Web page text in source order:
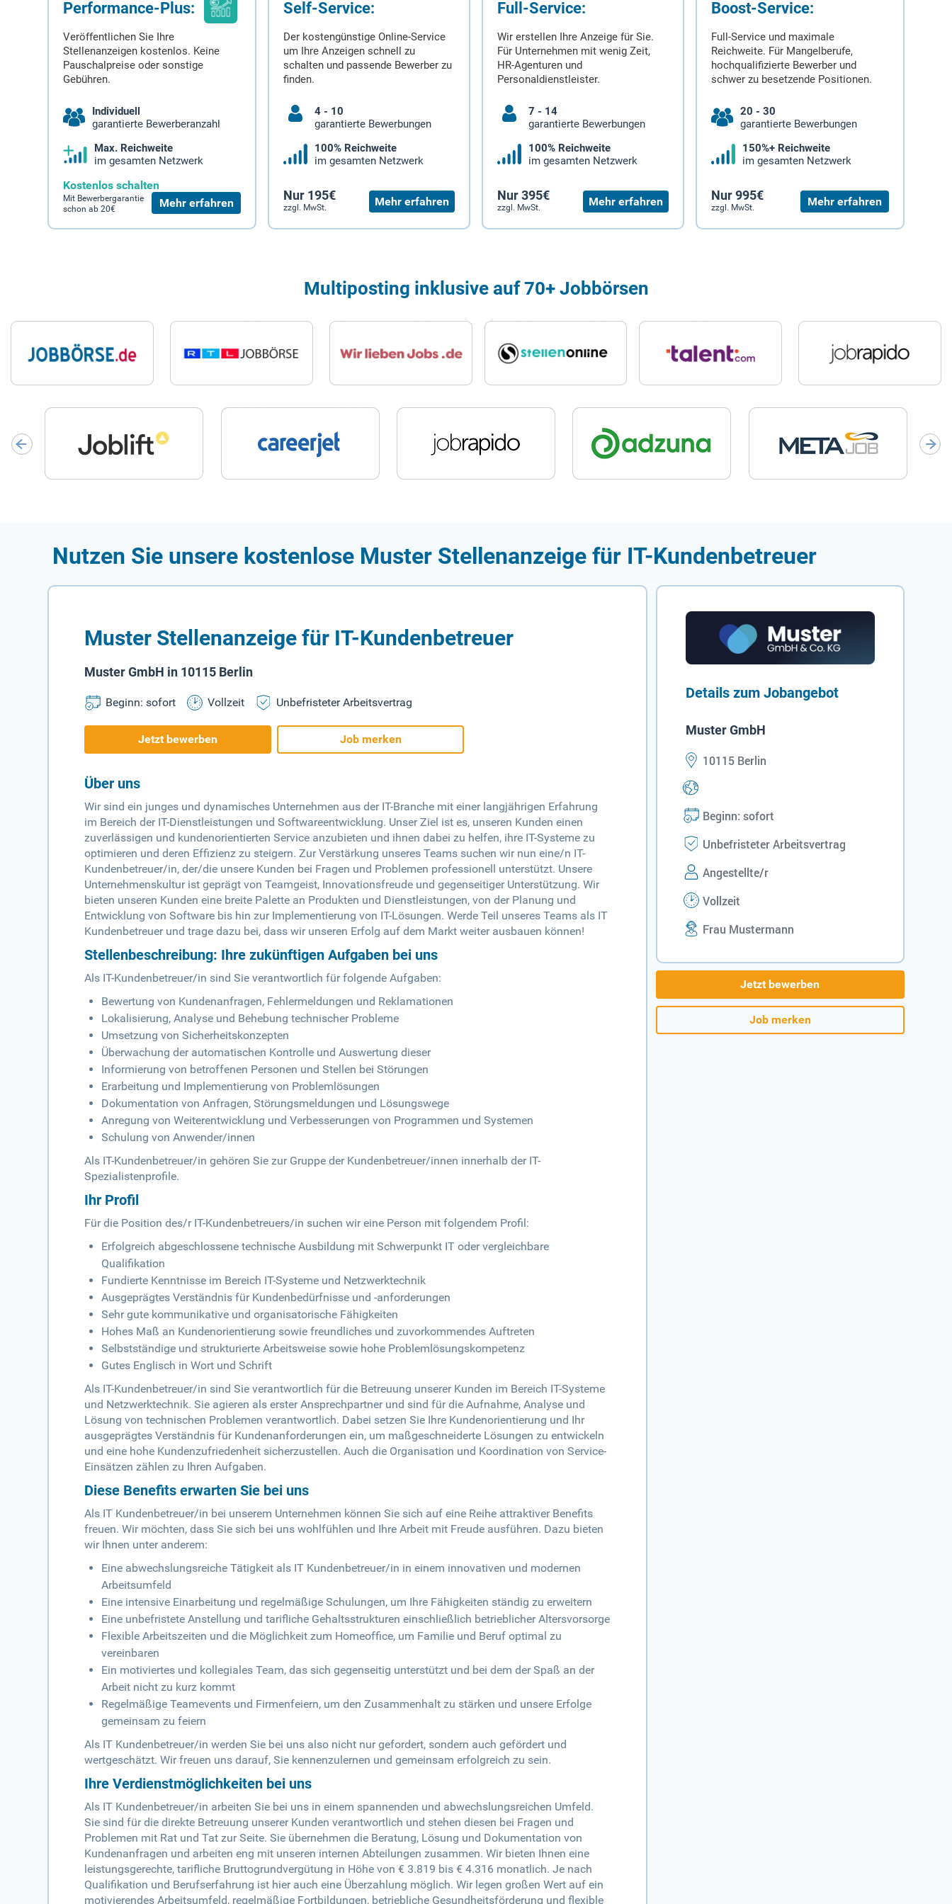
Performance-Plus:
Veröffentlichen Sie Ihre
Stellenanzeigen kostenlos. Keine
Pauschalpreise oder sonstige
Gebühren.
Individuell
garantierte Bewerberanzahl
Max. Reichweite
im gesamten Netzwerk
Kostenlos schalten
Mit Bewerbergarantie
schon ab 20€
Mehr erfahren
Self-Service:
Der kostengünstige Online-Service
um Ihre Anzeigen schnell zu
schalten und passende Bewerber zu
finden.
4 - 10
garantierte Bewerbungen
100% Reichweite
im gesamten Netzwerk
Nur 195€
zzgl. MwSt. Mehr erfahren
Full-Service:
Wir erstellen Ihre Anzeige für Sie.
Für Unternehmen mit wenig Zeit,
HR-Agenturen und
Personaldienstleister.
7 - 14
garantierte Bewerbungen
100% Reichweite
im gesamten Netzwerk
Nur 395€
zzgl. MwSt. Mehr erfahren
Boost-Service:
Full-Service und maximale
Reichweite. Für Mangelberufe,
hochqualifizierte Bewerber und
schwer zu besetzende Positionen.
20 - 30
garantierte Bewerbungen
150%+ Reichweite
im gesamten Netzwerk
Nur 995€
zzgl. MwSt. Mehr erfahren
Multiposting inklusive auf 70+ Jobbörsen
Nutzen Sie unsere kostenlose Muster Stellenanzeige für IT-Kundenbetreuer
Muster Stellenanzeige für IT-Kundenbetreuer
Muster GmbH in 10115 Berlin
Beginn: sofort Vollzeit Unbefristeter Arbeitsvertrag
Jetzt bewerben Job merken
Über uns
Wir sind ein junges und dynamisches Unternehmen aus der IT-Branche mit einer langjährigen Erfahrung
im Bereich der IT-Dienstleistungen und Softwareentwicklung. Unser Ziel ist es, unseren Kunden einen
zuverlässigen und kundenorientierten Service anzubieten und ihnen dabei zu helfen, ihre IT-Systeme zu
optimieren und deren Effizienz zu steigern. Zur Verstärkung unseres Teams suchen wir nun eine/n IT-
Kundenbetreuer/in, der/die unsere Kunden bei Fragen und Problemen professionell unterstützt. Unsere
Unternehmenskultur ist geprägt von Teamgeist, Innovationsfreude und gegenseitiger Unterstützung. Wir
bieten unseren Kunden eine breite Palette an Produkten und Dienstleistungen, von der Planung und
Entwicklung von Software bis hin zur Implementierung von IT-Lösungen. Werde Teil unseres Teams als IT
Kundenbetreuer und trage dazu bei, dass wir unseren Erfolg auf dem Markt weiter ausbauen können!
Stellenbeschreibung: Ihre zukünftigen Aufgaben bei uns
Als IT-Kundenbetreuer/in sind Sie verantwortlich für folgende Aufgaben:
Bewertung von Kundenanfragen, Fehlermeldungen und Reklamationen
Lokalisierung, Analyse und Behebung technischer Probleme
Umsetzung von Sicherheitskonzepten
Überwachung der automatischen Kontrolle und Auswertung dieser
Informierung von betroffenen Personen und Stellen bei Störungen
Erarbeitung und Implementierung von Problemlösungen
Dokumentation von Anfragen, Störungsmeldungen und Lösungswege
Anregung von Weiterentwicklung und Verbesserungen von Programmen und Systemen
Schulung von Anwender/innen
Als IT-Kundenbetreuer/in gehören Sie zur Gruppe der Kundenbetreuer/innen innerhalb der IT-
Spezialistenprofile.
Ihr Profil
Für die Position des/r IT-Kundenbetreuers/in suchen wir eine Person mit folgendem Profil:
Erfolgreich abgeschlossene technische Ausbildung mit Schwerpunkt IT oder vergleichbare
Qualifikation
Fundierte Kenntnisse im Bereich IT-Systeme und Netzwerktechnik
Ausgeprägtes Verständnis für Kundenbedürfnisse und -anforderungen
Sehr gute kommunikative und organisatorische Fähigkeiten
Hohes Maß an Kundenorientierung sowie freundliches und zuvorkommendes Auftreten
Selbstständige und strukturierte Arbeitsweise sowie hohe Problemlösungskompetenz
Gutes Englisch in Wort und Schrift
Als IT-Kundenbetreuer/in sind Sie verantwortlich für die Betreuung unserer Kunden im Bereich IT-Systeme
und Netzwerktechnik. Sie agieren als erster Ansprechpartner und sind für die Aufnahme, Analyse und
Lösung von technischen Problemen verantwortlich. Dabei setzen Sie Ihre Kundenorientierung und Ihr
ausgeprägtes Verständnis für Kundenanforderungen ein, um maßgeschneiderte Lösungen zu entwickeln
und eine hohe Kundenzufriedenheit sicherzustellen. Auch die Organisation und Koordination von Service-
Einsätzen zählen zu Ihren Aufgaben.
Diese Benefits erwarten Sie bei uns
Als IT Kundenbetreuer/in bei unserem Unternehmen können Sie sich auf eine Reihe attraktiver Benefits
freuen. Wir möchten, dass Sie sich bei uns wohlfühlen und Ihre Arbeit mit Freude ausführen. Dazu bieten
wir Ihnen unter anderem:
Eine abwechslungsreiche Tätigkeit als IT Kundenbetreuer/in in einem innovativen und modernen
Arbeitsumfeld
Eine intensive Einarbeitung und regelmäßige Schulungen, um Ihre Fähigkeiten ständig zu erweitern
Eine unbefristete Anstellung und tarifliche Gehaltsstrukturen einschließlich betrieblicher Altersvorsorge
Flexible Arbeitszeiten und die Möglichkeit zum Homeoffice, um Familie und Beruf optimal zu
vereinbaren
Ein motiviertes und kollegiales Team, das sich gegenseitig unterstützt und bei dem der Spaß an der
Arbeit nicht zu kurz kommt
Regelmäßige Teamevents und Firmenfeiern, um den Zusammenhalt zu stärken und unsere Erfolge
gemeinsam zu feiern
Als IT Kundenbetreuer/in werden Sie bei uns also nicht nur gefordert, sondern auch gefördert und
wertgeschätzt. Wir freuen uns darauf, Sie kennenzulernen und gemeinsam erfolgreich zu sein.
Ihre Verdienstmöglichkeiten bei uns
Als IT Kundenbetreuer/in arbeiten Sie bei uns in einem spannenden und abwechslungsreichen Umfeld.
Sie sind für die direkte Betreuung unserer Kunden verantwortlich und stehen diesen bei Fragen und
Problemen mit Rat und Tat zur Seite. Sie übernehmen die Beratung, Lösung und Dokumentation von
Kundenanfragen und arbeiten eng mit unseren internen Abteilungen zusammen. Wir bieten Ihnen eine
leistungsgerechte, tarifliche Bruttogrundvergütung in Höhe von € 3.819 bis € 4.316 monatlich. Je nach
Qualifikation und Berufserfahrung ist hier auch eine Überzahlung möglich. Wir legen großen Wert auf ein
motivierendes Arbeitsumfeld, regelmäßige Fortbildungen, betriebliche Gesundheitsförderung und flexible
Details zum Jobangebot
Muster GmbH
10115 Berlin
Beginn: sofort
Unbefristeter Arbeitsvertrag
Angestellte/r
Vollzeit
Frau Mustermann
Jetzt bewerben
Job merken